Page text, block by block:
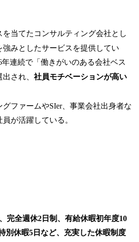
を当てたコンサルティング会社とし
みとしたサービスを提供してい
年連続で「働きがいのある会社ベス
され、 社員モチベーションが高い
ファームやSIer、事業会社出身者な
が活躍している。
完全週休2日制、有給休暇初年度10
別休暇5日など、充実した休暇制度